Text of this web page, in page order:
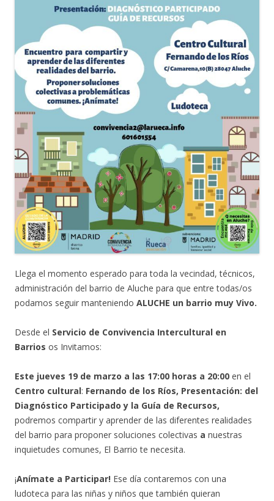
Llega el momento esperado para toda la vecindad, técnicos,
administración del barrio de Aluche para que entre todas/os
podamos seguir manteniendo ALUCHE un barrio muy Vivo.
Desde el Servicio de Convivencia Intercultural en
Barrios os Invitamos:
Este jueves 19 de marzo a las 17:00 horas a 20:00 en el
Centro cultural: Fernando de los Ríos, Presentación: del
Diagnóstico Participado y la Guía de Recursos,
podremos compartir y aprender de las diferentes realidades
del barrio para proponer soluciones colectivas a nuestras
inquietudes comunes, El Barrio te necesita.
¡Anímate a Participar! Ese día contaremos con una
ludoteca para las niñas y niños que también quieran